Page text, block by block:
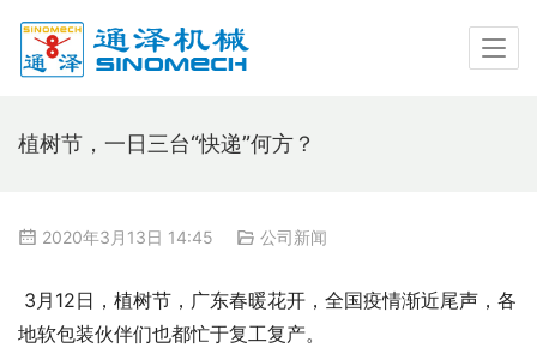
植树节，一日三台“快递”何方？
2020年3月13日 14:45 公司新闻
地软包装伙伴们也都忙于复工复产。